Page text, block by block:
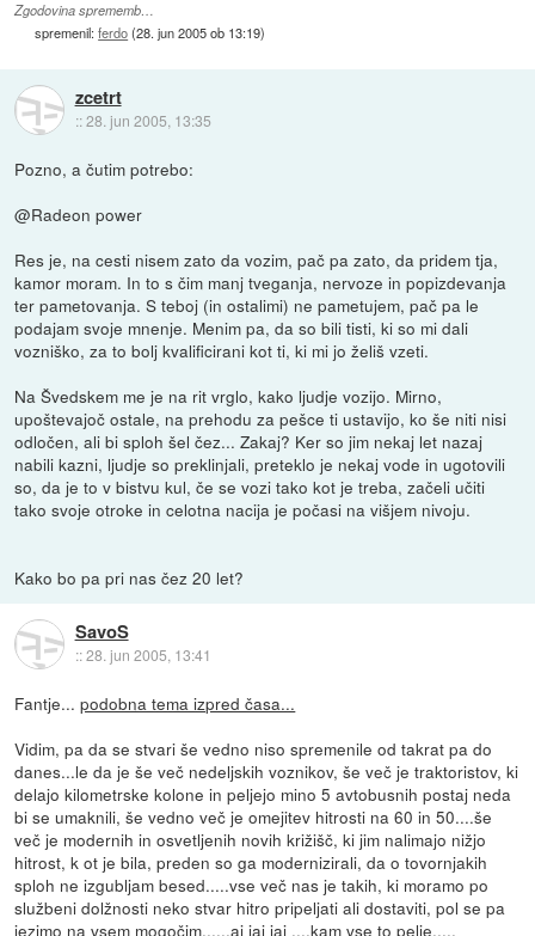
Zgodovina sprememb…
spremenil:ferdo(28. jun 2005 ob 13:19)
zcetrt
::28. jun 2005, 13:35
Pozno, a čutim potrebo:
@Radeon power
Res je, na cesti nisem zato da vozim, pač pa zato, da pridem tja,
kamor moram. In to s čim manj tveganja, nervoze in popizdevanja
ter pametovanja. S teboj (in ostalimi) ne pametujem, pač pa le
podajam svoje mnenje. Menim pa, da so bili tisti, ki so mi dali
vozniško, za to bolj kvalificirani kot ti, ki mi jo želiš vzeti.
Na Švedskem me je na rit vrglo, kako ljudje vozijo. Mirno,
upoštevajoč ostale, na prehodu za pešce ti ustavijo, ko še niti nisi
odločen, ali bi sploh šel čez... Zakaj? Ker so jim nekaj let nazaj
nabili kazni, ljudje so preklinjali, preteklo je nekaj vode in ugotovili
so, da je to v bistvu kul, če se vozi tako kot je treba, začeli učiti
tako svoje otroke in celotna nacija je počasi na višjem nivoju.
Kako bo pa pri nas čez 20 let?
SavoS
::28. jun 2005, 13:41
Fantje...podobna tema izpred časa...
Vidim, pa da se stvari še vedno niso spremenile od takrat pa do
danes...le da je še več nedeljskih voznikov, še več je traktoristov, ki
delajo kilometrske kolone in peljejo mino 5 avtobusnih postaj neda
bi se umaknili, še vedno več je omejitev hitrosti na 60 in 50....še
več je modernih in osvetljenih novih križišč, ki jim nalimajo nižjo
hitrost, k ot je bila, preden so ga modernizirali, da o tovornjakih
sploh ne izgubljam besed.....vse več nas je takih, ki moramo po
službeni dolžnosti neko stvar hitro pripeljati ali dostaviti, pol se pa
jezimo na vsem mogočim......aj jaj jaj ....kam vse to pelje.....